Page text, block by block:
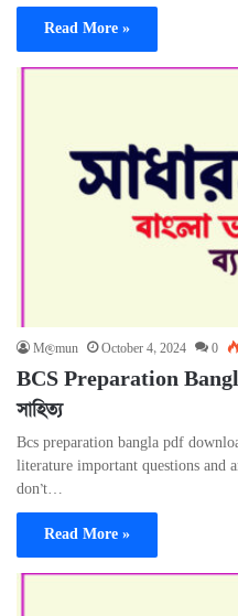
Read More »
M@mun October 4, 2024 0
BCS Preparation Bangla।
সাহিত্য
Bcs preparation bangla pdf
literature important questions and
don’t…
Read More »